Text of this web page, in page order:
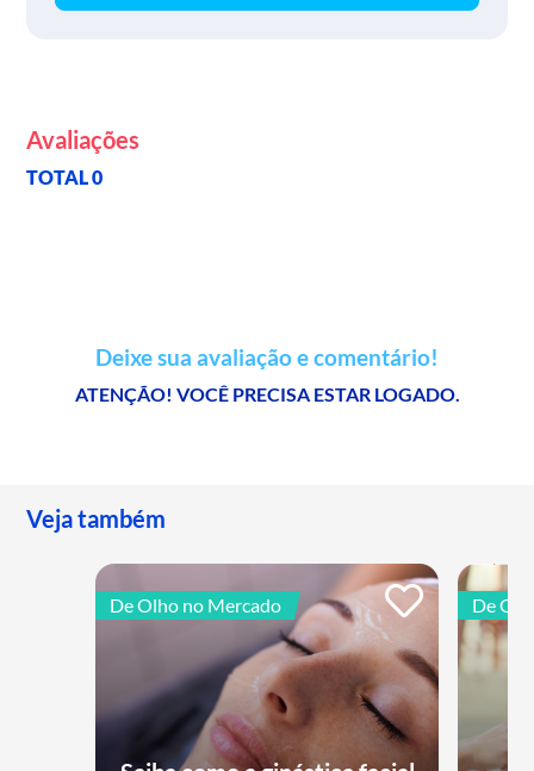
Avaliações
TOTAL 0
Deixe sua avaliação e comentário!
ATENÇÃO! VOCÊ PRECISA ESTAR LOGADO.
Veja também
De Olho no Mercado De